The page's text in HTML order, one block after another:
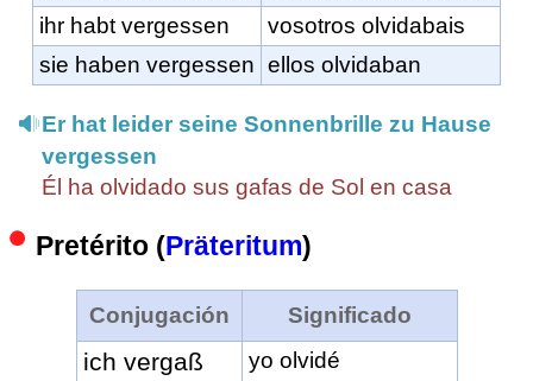
ihr habt vergessen
vosotros olvidabais
sie haben vergessen ellos olvidaban
Er hat leider seine Sonnenbrille zu Hause
vergessen
Él ha olvidado sus gafas de Sol en casa
Pretérito (Präteritum)
Conjugación Significado
ich vergaß yo olvidé